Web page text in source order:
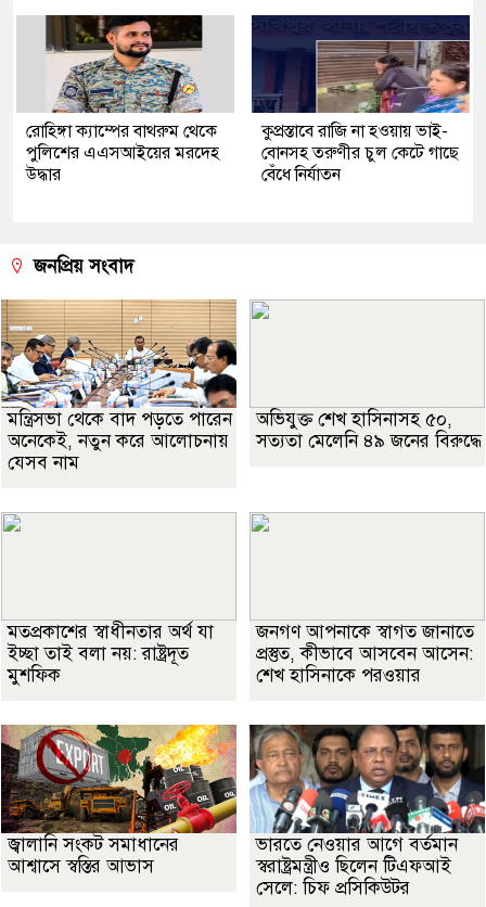
রোহিঙ্গা ক্যাম্পের বাথরুম থেকে
পুলিশের এএসআইয়ের মরদেহ
উদ্ধার
কুপ্রস্তাবে রাজি না হওয়ায় ভাই-
বোনসহ তরুণীর চুল কেটে গাছে
বেঁধে নির্যাতন
জনপ্রিয় সংবাদ
মন্ত্রিসভা থেকে বাদ পড়তে পারেন
অনেকেই, নতুন করে আলোচনায়
যেসব নাম
অভিযুক্ত শেখ হাসিনাসহ ৫০,
সত্যতা মেলেনি ৪৯ জনের বিরুদ্ধে
মতপ্রকাশের স্বাধীনতার অর্থ যা
ইচ্ছা তাই বলা নয়: রাষ্ট্রদূত
মুশফিক
জনগণ আপনাকে স্বাগত জানাতে
প্রস্তুত, কীভাবে আসবেন আসেন:
শেখ হাসিনাকে পরওয়ার
জ্বালানি সংকট সমাধানের
আশ্বাসে স্বস্তির আভাস
ভারতে নেওয়ার আগে বর্তমান
স্বরাষ্ট্রমন্ত্রীও ছিলেন টিএফআই
সেলে: চিফ প্রসিকিউটর